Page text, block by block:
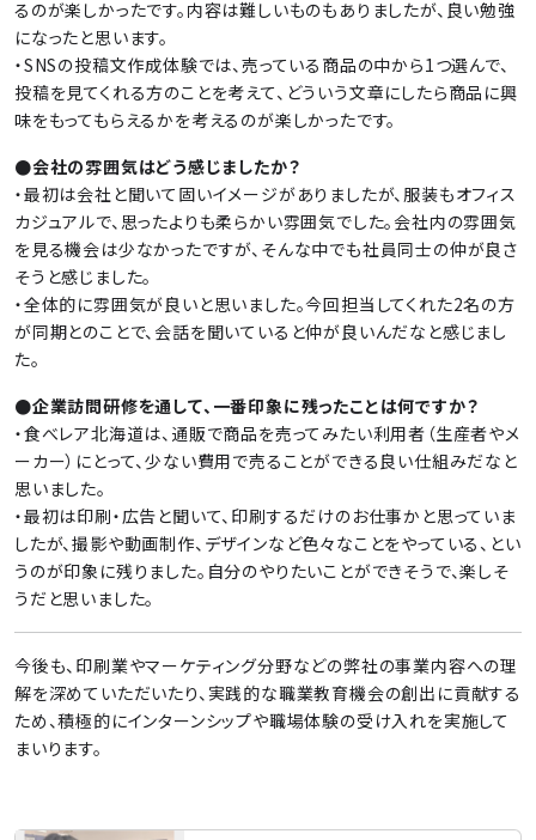
るのが楽しかったです。内容は難しいものもありましたが、良い勉強
になったと思います。
・SNSの投稿文作成体験では、売っている商品の中から1つ選んで、
投稿を見てくれる方のことを考えて、どういう文章にしたら商品に興
味をもってもらえるかを考えるのが楽しかったです。
●会社の雰囲気はどう感じましたか？
・最初は会社と聞いて固いイメージがありましたが、服装もオフィス
カジュアルで、思ったよりも柔らかい雰囲気でした。会社内の雰囲気
を見る機会は少なかったですが、そんな中でも社員同士の仲が良さ
そうと感じました。
・全体的に雰囲気が良いと思いました。今回担当してくれた2名の方
が同期とのことで、会話を聞いていると仲が良いんだなと感じまし
た。
●企業訪問研修を通して、一番印象に残ったことは何ですか？
・食べレア北海道は、通販で商品を売ってみたい利用者（生産者やメ
ーカー）にとって、少ない費用で売ることができる良い仕組みだなと
思いました。
・最初は印刷・広告と聞いて、印刷するだけのお仕事かと思っていま
したが、撮影や動画制作、デザインなど色々なことをやっている、とい
うのが印象に残りました。自分のやりたいことができそうで、楽しそ
うだと思いました。
今後も、印刷業やマーケティング分野などの弊社の事業内容への理
解を深めていただいたり、実践的な職業教育機会の創出に貢献する
ため、積極的にインターンシップや職場体験の受け入れを実施して
まいります。